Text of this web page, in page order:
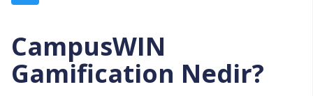
CampusWIN
Gamification Nedir?